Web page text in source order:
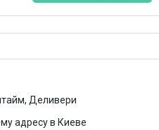
Деливери
адресу в Киеве